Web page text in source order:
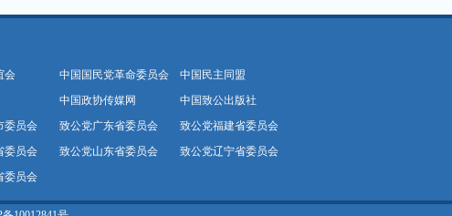
会 中国国民党革命委员会
中国民主同盟
中国政协传媒网
中国致公出版社
委员会 致公党广东省委员会
致公党福建省委员会
委员会 致公党山东省委员会
致公党辽宁省委员会
委员会